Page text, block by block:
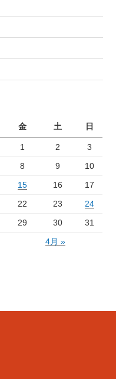
金 土 日
1 2
3
8 9
10
15 16
17
22 23
24
29 30
31
4月 »